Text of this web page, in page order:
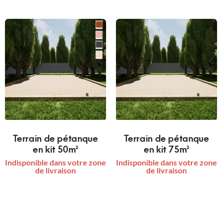
Terrain de pétanque
en kit 50m²
Indisponible dans votre zone
de livraison
Terrain de pétanque
en kit 75m²
Indisponible dans votre zone
de livraison